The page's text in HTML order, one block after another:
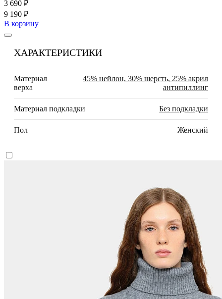
3 690 ₽
9 190 ₽
В корзину
ХАРАКТЕРИСТИКИ
Материал
верха
45% нейлон, 30% шерсть, 25% акрил
антипиллинг
Материал подкладки Без подкладки
Пол Женский